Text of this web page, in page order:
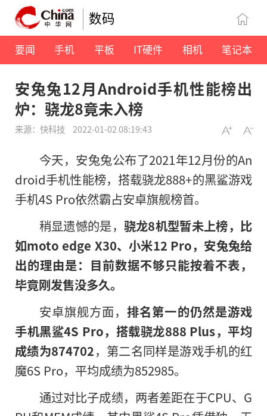
数码
要闻 手机 平板 IT硬件 相机 笔记本
安兔兔12月Android手机性能榜出
炉：骁龙8竟未入榜
来源：快科技 2022-01-02 08:19:43
今天，安兔兔公布了2021年12月份的An
droid手机性能榜，搭载骁龙888+的黑鲨游戏
手机4S Pro依然霸占安卓旗舰榜首。
稍显遗憾的是， 骁龙8机型暂未上榜，比
如moto edge X30、小米12 Pro，安兔兔给
出的理由是：目前数据不够只能按着不表，
毕竟刚发售没多久。
安卓旗舰方面，排名第一的仍然是游戏
手机黑鲨4S Pro，搭载骁龙888 Plus，平均
成绩为874702，第二名同样是游戏手机的红
魔6S Pro，平均成绩为852985。
通过对比子成绩，两者差距在于CPU、G